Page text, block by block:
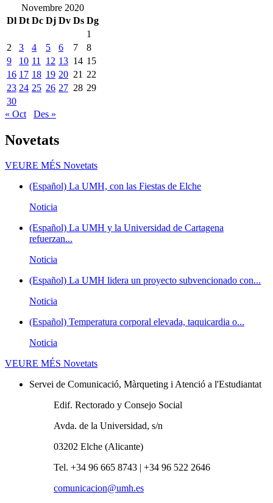
Novembre 2020
Dl Dt Dc Dj Dv Ds Dg
1
2
3 4 5 6 7
8
9
10 11 12 13 14 15
16 17 18 19 20 21 22
23 24 25 26 27 28 29
30
« Oct
Des »
Novetats
VEURE MÉS Novetats
(Español) La UMH, con las Fiestas de Elche
Noticia
(Español) La UMH y la Universidad de Cartagena
refuerzan...
Noticia
(Español) La UMH lidera un proyecto subvencionado con...
Noticia
(Español) Temperatura corporal elevada, taquicardia o...
Noticia
VEURE MÉS Novetats
Servei de Comunicació, Màrqueting i Atenció a l'Estudiantat
Edif. Rectorado y Consejo Social
Avda. de la Universidad, s/n
03202 Elche (Alicante)
Tel. +34 96 665 8743 | +34 96 522 2646
comunicacion@umh.es